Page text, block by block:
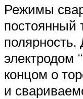
Режимы
постоянный
полярность.
электродом
концом о
и